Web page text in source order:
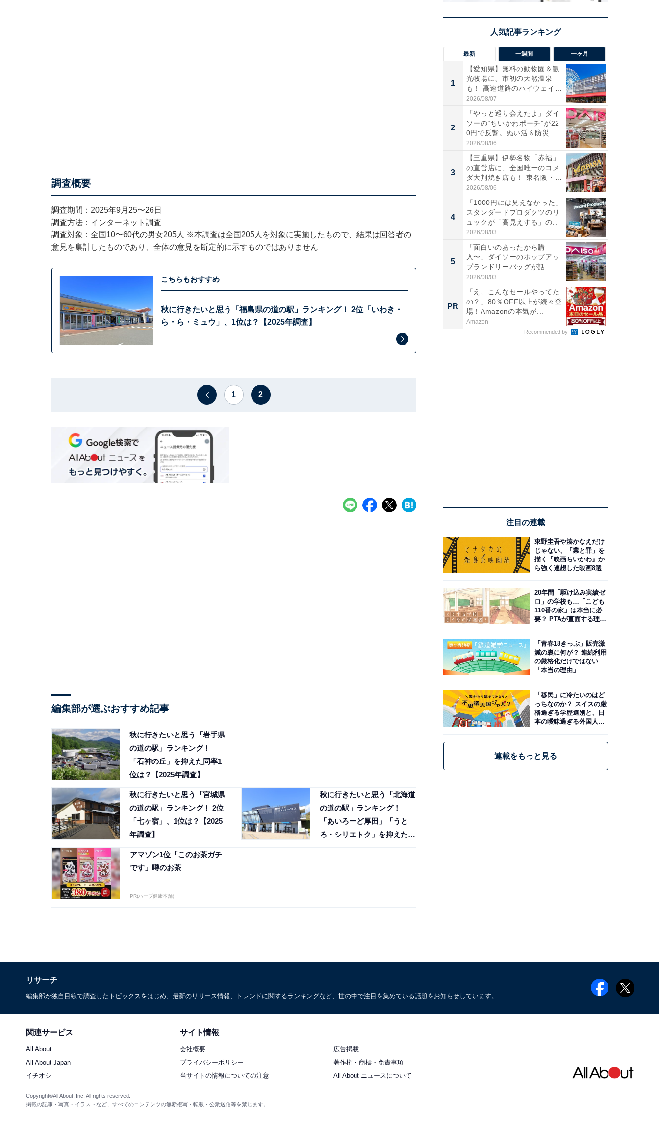
調査概要
調査期間：2025年9月25〜26日
調査方法：インターネット調査
調査対象：全国10〜60代の男女205人 ※本調査は全国205人を対象に実施したもので、結果は回答者の
意見を集計したものであり、全体の意見を断定的に示すものではありません
こちらもおすすめ
秋に行きたいと思う「福島県の道の駅」ランキング！ 2位「いわき・
ら・ら・ミュウ」、1位は？【2025年調査】
1 2
編集部が選ぶおすすめ記事
秋に行きたいと思う「岩手県
の道の駅」ランキング！
「石神の丘」を抑えた同率1
位は？【2025年調査】
秋に行きたいと思う「宮城県
の道の駅」ランキング！ 2位
「七ヶ宿」、1位は？【2025
年調査】
秋に行きたいと思う「北海道
の道の駅」ランキング！
「あいろーど厚田」「うと
ろ・シリエトク」を抑えた1
アマゾン1位「このお茶ガチ
です」噂のお茶
PR(ハーブ健康本舗)
最新 一週間 一ヶ月
1
【愛知県】無料の動物園＆観
光牧場に、市初の天然温泉
も！ 高速道路のハイウェイオ
ア...
2026/08/07
2
「やっと巡り会えたよ」ダイ
ソーの“ちいかわポーチ”が22
0円で反響。ぬい活＆防災...
2026/08/06
3
【三重県】伊勢名物「赤福」
の直営店に、全国唯一のコメ
ダ大判焼き店も！ 東名阪・
伊...
2026/08/06
4
「1000円には見えなかった」
スタンダードプロダクツのリ
ュックが「高見えする」の...
2026/08/03
5
「面白いのあったから購
入〜」ダイソーのポップアッ
プランドリーバッグが話
題。“さま...
2026/08/03
PR
「え、こんなセールやってた
の？」80％OFF以上が続々登
場！Amazonの本気が...
Amazon
Recommended by
注目の連載
東野圭吾や湊かなえだけ
じゃない、「業と罪」を
描く『映画ちいかわ』か
ら強く連想した映画8選
20年間「駆け込み実績ゼ
ロ」の学校も…「こども
110番の家」は本当に必
要？ PTAが直面する理想
「青春18きっぷ」販売激
減の裏に何が？ 連続利用
の厳格化だけではない
「本当の理由」
「移民」に冷たいのはど
っちなのか？ スイスの厳
格過ぎる学歴選別と、日
本の曖昧過ぎる外国人政
連載をもっと見る
リサーチ
編集部が独自目線で調査したトピックスをはじめ、最新のリリース情報、トレンドに関するランキングなど、世の中で注目を集めている話題をお知らせしています。
関連サービス
All About
All About Japan
イチオシ
サイト情報
会社概要
広告掲載
プライバシーポリシー
著作権・商標・免責事項
当サイトの情報についての注意
All About ニュースについて
Copyright©All About, Inc. All rights reserved.
掲載の記事・写真・イラストなど、すべてのコンテンツの無断複写・転載・公衆送信等を禁じます。